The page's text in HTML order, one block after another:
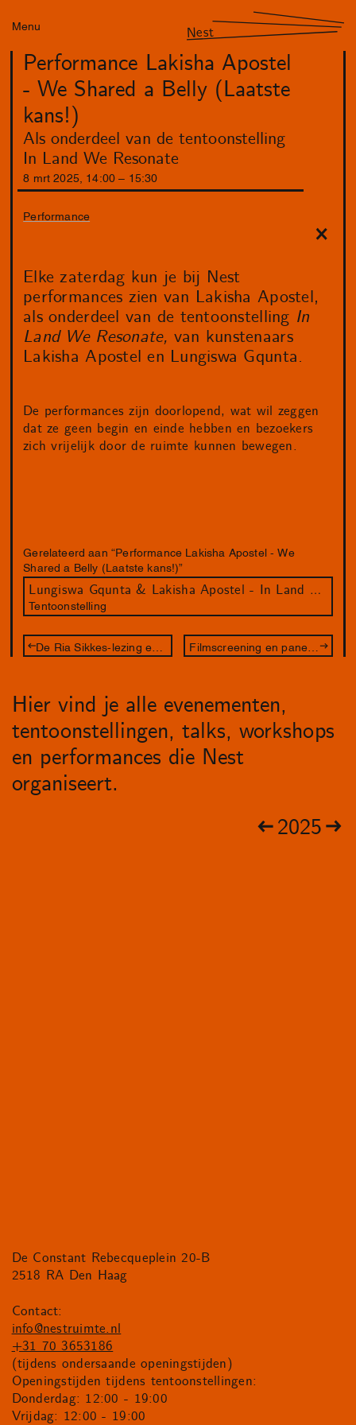
Menu Nest
Performance Lakisha Apostel
- We Shared a Belly (Laatste
kans!)
Als onderdeel van de tentoonstelling
In Land We Resonate
8 mrt 2025 14 :00 15 :30
Performance
Elke zaterdag kun je bij Nest
performances zien van Lakisha Apostel,
als onderdeel van de tentoonstelling In
Land We Resonate, van kunstenaars
Lakisha Apostel en Lungiswa Gqunta.
De performances zijn doorlopend, wat wil zeggen
dat ze geen begin en einde hebben en bezoekers
zich vrijelijk door de ruimte kunnen bewegen.
Gerelateerd aan “Performance Lakisha Apostel - We
Shared a Belly (Laatste kans!)”
Lungiswa Gqunta & Lakisha Apostel - In Land We Resonate
Tentoonstelling
Hier vind je alle evenementen,
tentoonstellingen, talks, workshops
en performances die Nest
organiseert.
2025
De Constant Rebecqueplein 20-B
2518 RA Den Haag
Contact:
info@nestruimte.nl
+31 70 3653186
(tijdens ondersaande openingstijden)
Openingstijden tijdens tentoonstellingen:
Donderdag: 12:00 - 19:00
Vrijdag: 12:00 - 19:00